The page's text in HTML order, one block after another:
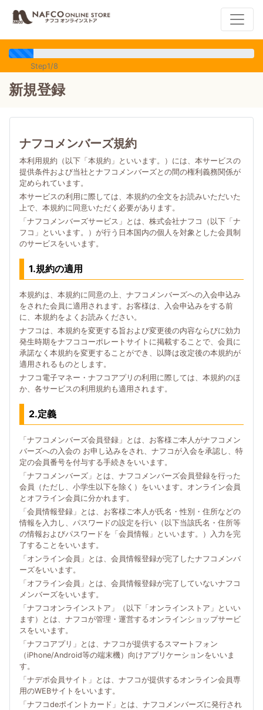
Step1/8
新規登録
ナフコメンバーズ規約
本利用規約（以下「本規約」といいます。）には、本サービスの
提供条件および当社とナフコメンバーズとの間の権利義務関係が
定められています。
本サービスの利用に際しては、本規約の全文をお読みいただいた
上で、本規約に同意いただく必要があります。
「ナフコメンバーズサービス」とは、株式会社ナフコ（以下「ナ
フコ」といいます。）が行う日本国内の個人を対象とした会員制
のサービスをいいます。
1.規約の適用
本規約は、本規約に同意の上、ナフコメンバーズへの入会申込み
をされた会員に適用されます。お客様は、入会申込みをする前
に、本規約をよくお読みください。
ナフコは、本規約を変更する旨および変更後の内容ならびに効力
発生時期をナフココーポレートサイトに掲載することで、会員に
承諾なく本規約を変更することができ、以降は改定後の本規約が
適用されるものとします。
ナフコ電子マネー・ナフコアプリの利用に際しては、本規約のほ
か、各サービスの利用規約も適用されます。
2.定義
「ナフコメンバーズ会員登録」とは、お客様ご本人がナフコメン
バーズへの入会の お申し込みをされ、ナフコが入会を承認し、特
定の会員番号を付与する手続きをいいます。
「ナフコメンバーズ」とは、ナフコメンバーズ会員登録を行った
会員（ただし、小学生以下を除く）をいいます。オンライン会員
とオフライン会員に分かれます。
「会員情報登録」とは、お客様ご本人が氏名・性別・住所などの
情報を入力し、パスワードの設定を行い（以下当該氏名・住所等
の情報およびパスワードを「会員情報」といいます。）入力を完
了することをいいます。
「オンライン会員」とは、会員情報登録が完了したナフコメンバ
ーズをいいます。
「オフライン会員」とは、会員情報登録が完了していないナフコ
メンバーズをいいます。
「ナフコオンラインストア」（以下「オンラインストア」といい
ます）とは、ナフコが管理・運営するオンラインショップサービ
スをいいます。
「ナフコアプリ」とは、ナフコが提供するスマートフォン
（iPhone/Android等の端末機）向けアプリケーションをいいま
す。
「ナデポ会員サイト」とは、ナフコが提供するオンライン会員専
用のWEBサイトをいいます。
「ナフコdeポイントカード」とは、ナフコメンバーズに発行され